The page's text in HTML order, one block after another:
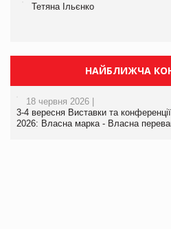
Тетяна Ільєнко
НАЙБЛИЖЧА
18 червня 2026 |
3-4 вересня Виставки та
2026: Власна марка - Власна